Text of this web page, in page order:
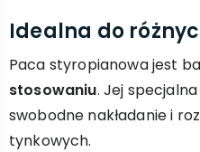
Idealna do
Paca styropianowa jest
stosowaniu. Jej
swobodne nakładanie i
tynkowych.